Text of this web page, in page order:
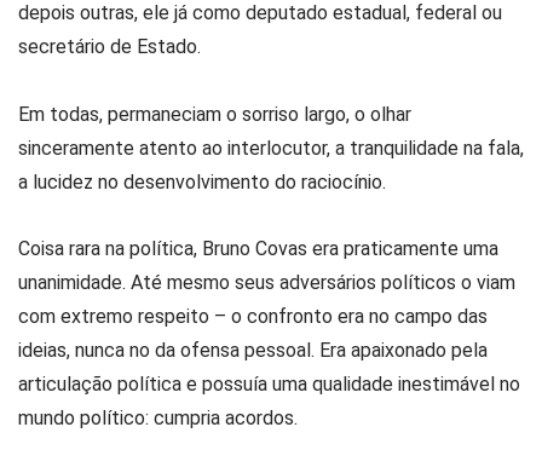
depois outras, ele já como deputado estadual, federal ou
secretário de Estado.
Em todas, permaneciam o sorriso largo, o olhar
sinceramente atento ao interlocutor, a tranquilidade na fala,
a lucidez no desenvolvimento do raciocínio.
Coisa rara na política, Bruno Covas era praticamente uma
unanimidade. Até mesmo seus adversários políticos o viam
com extremo respeito – o confronto era no campo das
ideias, nunca no da ofensa pessoal. Era apaixonado pela
articulação política e possuía uma qualidade inestimável no
mundo político: cumpria acordos.